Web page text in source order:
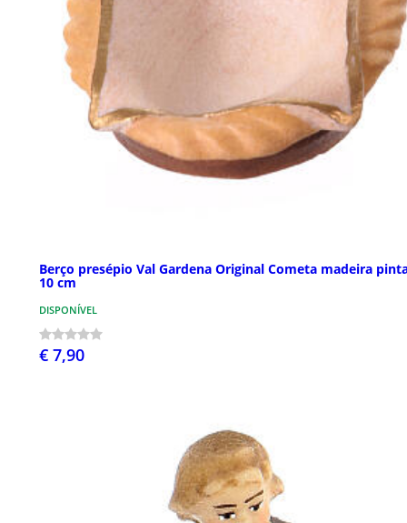
Berço presépio Val Gardena Original Cometa madeira
10 cm
DISPONÍVEL
€ 7,90